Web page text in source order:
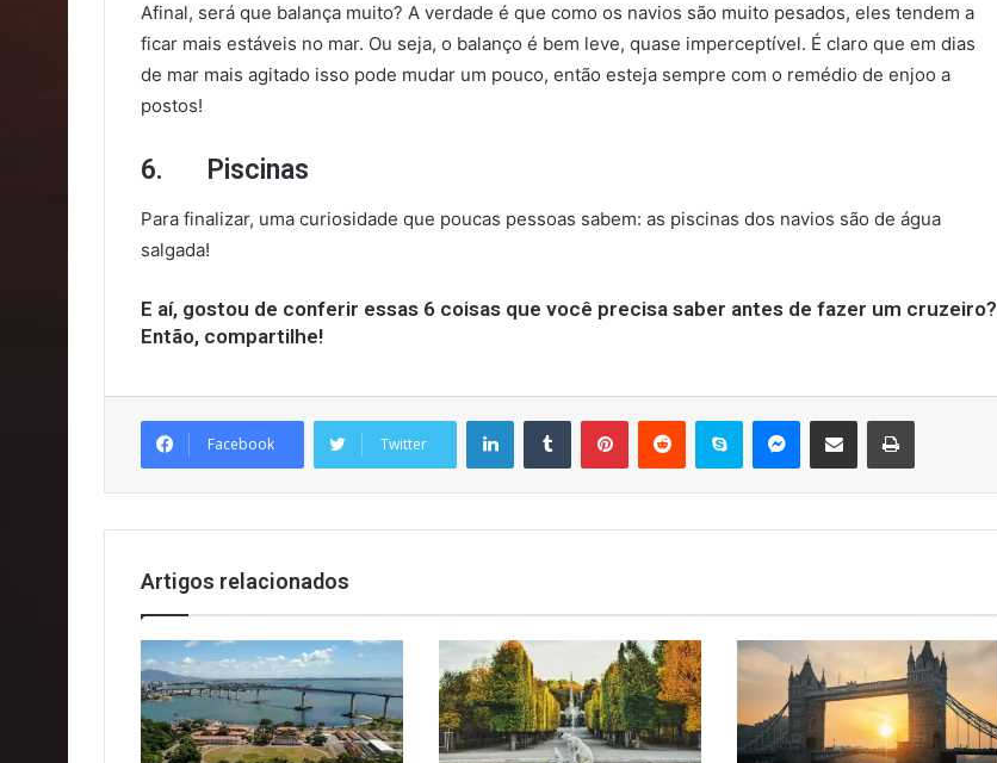
Afinal, será que balança muito? A verdade é que como os navios são muito pesados, eles tendem a
ficar mais estáveis no mar. Ou seja, o balanço é bem leve, quase imperceptível. É claro que em dias
de mar mais agitado isso pode mudar um pouco, então esteja sempre com o remédio de enjoo a
postos!
6. Piscinas
Para finalizar, uma curiosidade que poucas pessoas sabem: as piscinas dos navios são de água
salgada!
E aí, gostou de conferir essas 6 coisas que você precisa saber antes de fazer um cruzeiro?
Então, compartilhe!
Facebook Twitter
LinkedinTumblr PinterestReddit Skype Messenger
Compartilhar via e-mail Imprimir
Artigos relacionados